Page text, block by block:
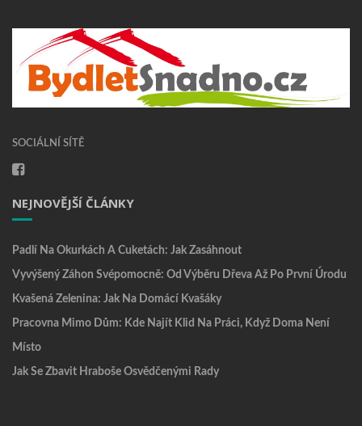
SOCIÁLNÍ SÍTĚ
NEJNOVĚJŠÍ ČLÁNKY
Padlí Na Okurkách A Cuketách: Jak Zasáhnout
Vyvýšený Záhon Svépomocně: Od Výběru Dřeva Až Po První Úrodu
Kvašená Zelenina: Jak Na Domácí Kvašáky
Pracovna Mimo Dům: Kde Najít Klid Na Práci, Když Doma Není
Místo
Jak Se Zbavit Hraboše Osvědčenými Rady